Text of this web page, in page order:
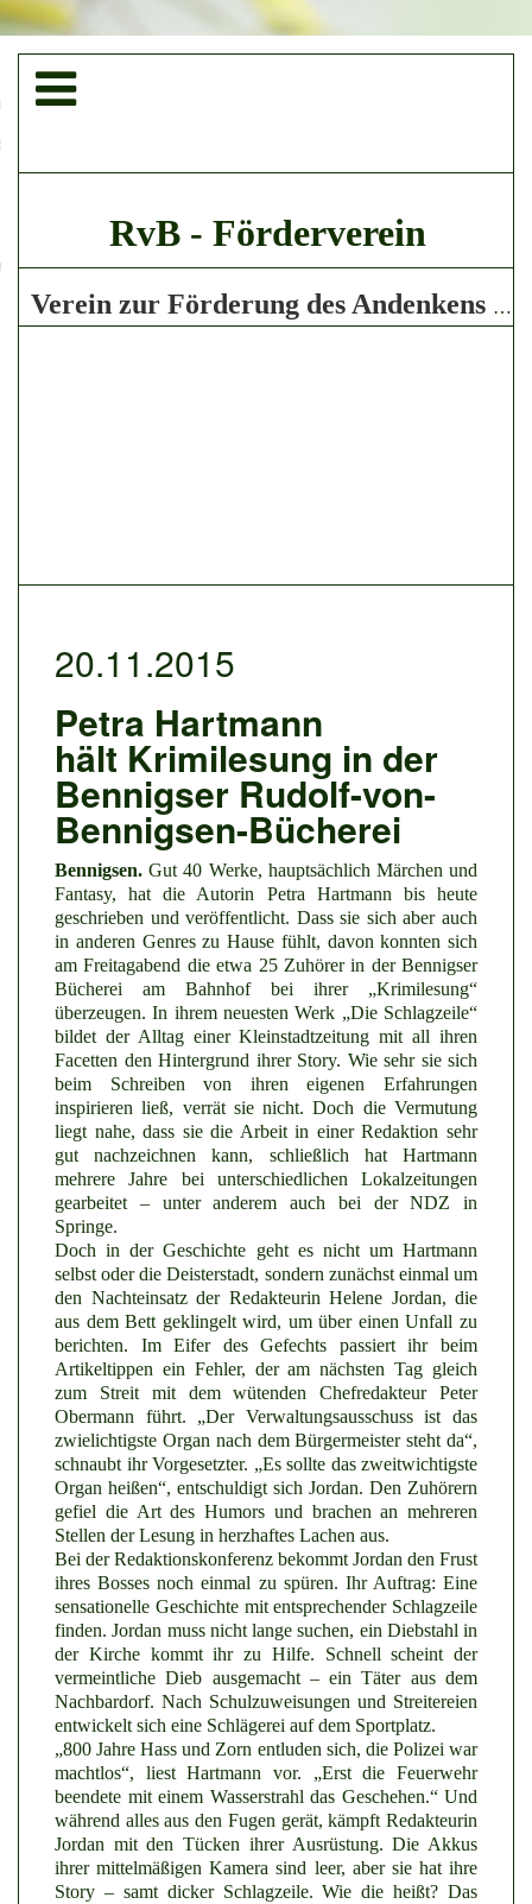
Bennigsen
"RvB-Bahnhofshalle"
Toggle
navigation
RvB - Förderverein
Verein zur Förderung des Andenkens an Rudolf von Bennigsen e.V.
20.11.2015
Petra Hartmann
hält Krimilesung in der
Bennigser Rudolf-von-
Bennigsen-Bücherei
Bennigsen. Gut 40 Werke, hauptsächlich Märchen und
Fantasy, hat die Autorin Petra Hartmann bis heute
geschrieben und veröffentlicht. Dass sie sich aber auch
in anderen Genres zu Hause fühlt, davon konnten sich
am Freitagabend die etwa 25 Zuhörer in der Bennigser
Bücherei am Bahnhof bei ihrer „Krimilesung“
überzeugen. In ihrem neuesten Werk „Die Schlagzeile“
bildet der Alltag einer Kleinstadtzeitung mit all ihren
Facetten den Hintergrund ihrer Story. Wie sehr sie sich
beim Schreiben von ihren eigenen Erfahrungen
inspirieren ließ, verrät sie nicht. Doch die Vermutung
liegt nahe, dass sie die Arbeit in einer Redaktion sehr
gut nachzeichnen kann, schließlich hat Hartmann
mehrere Jahre bei unterschiedlichen Lokalzeitungen
gearbeitet – unter anderem auch bei der NDZ in
Springe.
Doch in der Geschichte geht es nicht um Hartmann
selbst oder die Deisterstadt, sondern zunächst einmal um
den Nachteinsatz der Redakteurin Helene Jordan, die
aus dem Bett geklingelt wird, um über einen Unfall zu
berichten. Im Eifer des Gefechts passiert ihr beim
Artikeltippen ein Fehler, der am nächsten Tag gleich
zum Streit mit dem wütenden Chefredakteur Peter
Obermann führt. „Der Verwaltungsausschuss ist das
zwielichtigste Organ nach dem Bürgermeister steht da“,
schnaubt ihr Vorgesetzter. „Es sollte das zweitwichtigste
Organ heißen“, entschuldigt sich Jordan. Den Zuhörern
gefiel die Art des Humors und brachen an mehreren
Stellen der Lesung in herzhaftes Lachen aus.
Bei der Redaktionskonferenz bekommt Jordan den Frust
ihres Bosses noch einmal zu spüren. Ihr Auftrag: Eine
sensationelle Geschichte mit entsprechender Schlagzeile
finden. Jordan muss nicht lange suchen, ein Diebstahl in
der Kirche kommt ihr zu Hilfe. Schnell scheint der
vermeintliche Dieb ausgemacht – ein Täter aus dem
Nachbardorf. Nach Schulzuweisungen und Streitereien
entwickelt sich eine Schlägerei auf dem Sportplatz.
„800 Jahre Hass und Zorn entluden sich, die Polizei war
machtlos“, liest Hartmann vor. „Erst die Feuerwehr
beendete mit einem Wasserstrahl das Geschehen.“ Und
während alles aus den Fugen gerät, kämpft Redakteurin
Jordan mit den Tücken ihrer Ausrüstung. Die Akkus
ihrer mittelmäßigen Kamera sind leer, aber sie hat ihre
Story – samt dicker Schlagzeile. Wie die heißt? Das